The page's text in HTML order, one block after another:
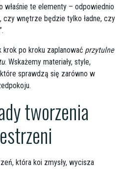
właśnie te elementy – odpowiednio
wnętrze będzie tylko ładne, czy
krok po kroku zaplanować przytulne
. Wskażemy materiały, style,
sprawdzą się zarówno w
tworzenia
która koi zmysły, wycisza